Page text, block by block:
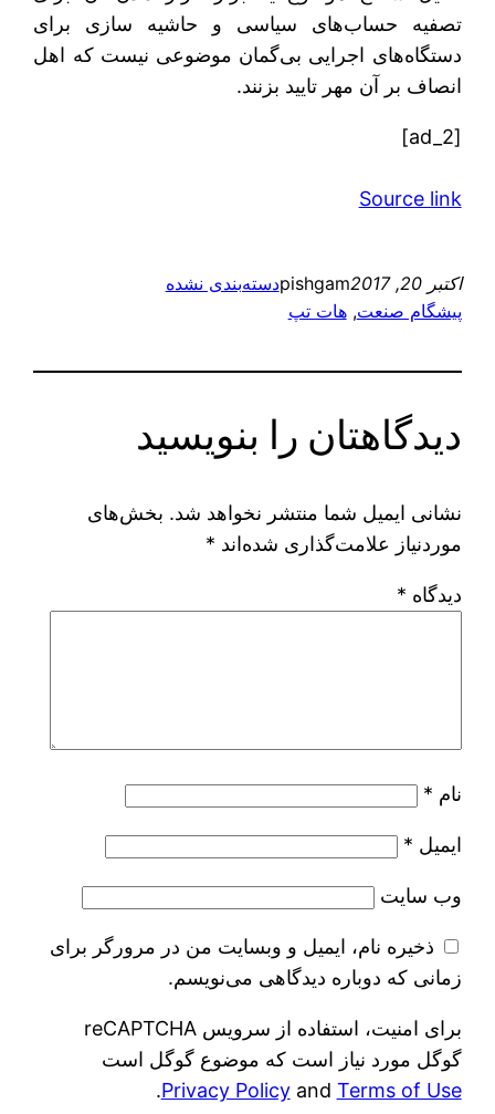
تصفیه حساب‌های سیاسی و حاشیه سازی برای
دستگاه‌های اجرایی بی‌گمان موضوعی نیست که اهل
انصاف بر آن مهر تایید بزنند.
[ad_2]
Source link
اکتبر 20, 2017 pishgamدسته‌بندی نشده
پیشگام صنعت, هات تپ
دیدگاهتان را بنویسید
نشانی ایمیل شما منتشر نخواهد شد. بخش‌های
موردنیاز علامت‌گذاری شده‌اند *
دیدگاه *
نام *
ایمیل *
وب‌ سایت
ذخیره نام، ایمیل و وبسایت من در مرورگر برای
زمانی که دوباره دیدگاهی می‌نویسم.
برای امنیت، استفاده از سرویس reCAPTCHA
گوگل مورد نیاز است که موضوع گوگل است
Privacy Policyand Terms of Use
.